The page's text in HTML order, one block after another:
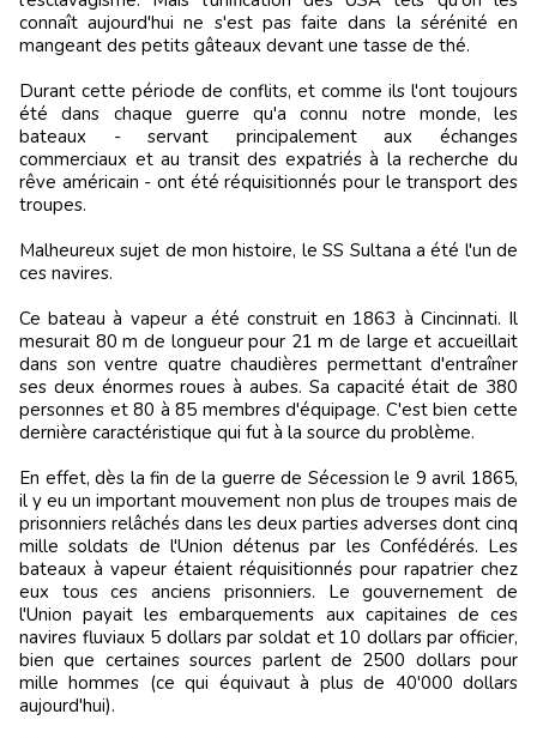
connaît aujourd'hui ne s'est pas faite dans la sérénité en
mangeant des petits gâteaux devant une tasse de thé.
Durant cette période de conflits, et comme ils l'ont toujours
été dans chaque guerre qu'a connu notre monde, les
bateaux - servant principalement aux échanges
commerciaux et au transit des expatriés à la recherche du
rêve américain - ont été réquisitionnés pour le transport des
troupes.
Malheureux sujet de mon histoire, le SS Sultana a été l'un de
ces navires.
Ce bateau à vapeur a été construit en 1863 à Cincinnati. Il
mesurait 80 m de longueur pour 21 m de large et accueillait
dans son ventre quatre chaudières permettant d'entraîner
ses deux énormes roues à aubes. Sa capacité était de 380
personnes et 80 à 85 membres d'équipage. C'est bien cette
dernière caractéristique qui fut à la source du problème.
En effet, dès la fin de la guerre de Sécession le 9 avril 1865,
il y eu un important mouvement non plus de troupes mais de
prisonniers relâchés dans les deux parties adverses dont cinq
mille soldats de l'Union détenus par les Confédérés. Les
bateaux à vapeur étaient réquisitionnés pour rapatrier chez
eux tous ces anciens prisonniers. Le gouvernement de
l'Union payait les embarquements aux capitaines de ces
navires fluviaux 5 dollars par soldat et 10 dollars par officier,
bien que certaines sources parlent de 2500 dollars pour
mille hommes (ce qui équivaut à plus de 40'000 dollars
aujourd'hui).